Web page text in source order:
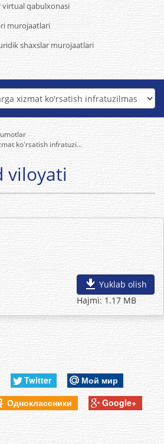
virtual qabulxonasi
murojaatlari
shaxslar murojaatlari
ko'rsatish infratuzi...
viloyati
Yuklab olish
Hajmi: 1.17 MB
Twitter
Мой мир
Одноклассники Google+